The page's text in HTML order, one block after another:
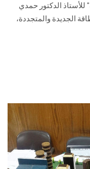
للأستاذ الدكتور حمدي
الجديدة والمتجددة،